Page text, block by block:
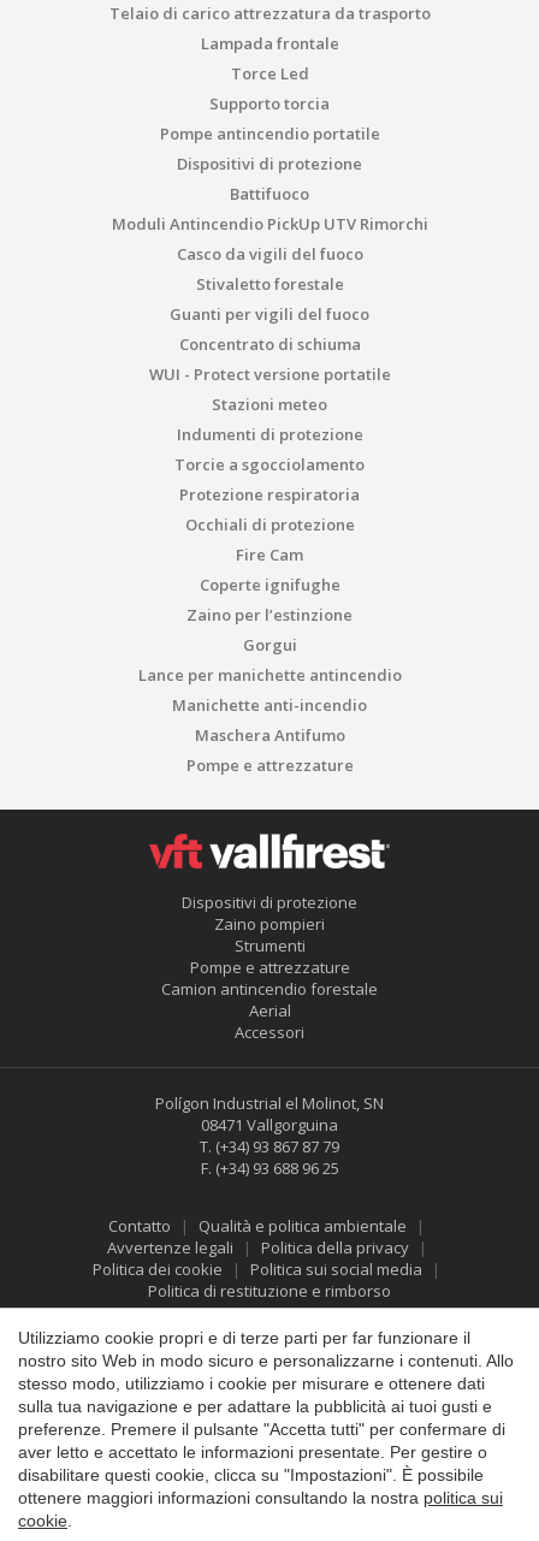
Telaio di carico attrezzatura da trasporto
Lampada frontale
Torce Led
Supporto torcia
Pompe antincendio portatile
Dispositivi di protezione
Battifuoco
Moduli Antincendio PickUp UTV Rimorchi
Casco da vigili del fuoco
Stivaletto forestale
Guanti per vigili del fuoco
Concentrato di schiuma
WUI - Protect versione portatile
Stazioni meteo
Indumenti di protezione
Torcie a sgocciolamento
Protezione respiratoria
Occhiali di protezione
Fire Cam
Coperte ignifughe
Zaino per l’estinzione
Gorgui
Lance per manichette antincendio
Manichette anti-incendio
Maschera Antifumo
Pompe e attrezzature
Dispositivi di protezione
Zaino pompieri
Strumenti
Pompe e attrezzature
Camion antincendio forestale
Aerial
Accessori
Polígon Industrial el Molinot, SN
08471 Vallgorguina
T. (+34) 93 867 87 79
F. (+34) 93 688 96 25
Contatto
Qualità e politica ambientale
Avvertenze legali
Politica della privacy
Politica dei cookie
Politica sui social media
Politica di restituzione e rimborso
Utilizziamo cookie propri e di terze parti per far funzionare il
nostro sito Web in modo sicuro e personalizzarne i contenuti. Allo
stesso modo, utilizziamo i cookie per misurare e ottenere dati
sulla tua navigazione e per adattare la pubblicità ai tuoi gusti e
preferenze. Premere il pulsante "Accetta tutti" per confermare di
aver letto e accettato le informazioni presentate. Per gestire o
disabilitare questi cookie, clicca su "Impostazioni". È possibile
ottenere maggiori informazioni consultando la nostra politica sui
cookie
Salva impostazione Accetta tutti